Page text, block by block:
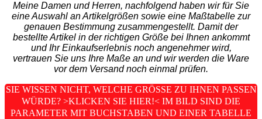
Meine Damen und Herren, nachfolgend haben wir für Sie
eine Auswahl an Artikelgrößen sowie eine Maßtabelle zur
genauen Bestimmung zusammengestellt. Damit der
bestellte Artikel in der richtigen Größe bei Ihnen ankommt
und Ihr Einkaufserlebnis noch angenehmer wird,
vertrauen Sie uns Ihre Maße an und wir werden die Ware
vor dem Versand noch einmal prüfen.
SIE WISSEN NICHT, WELCHE GRÖSSE ZU IHNEN PASSEN W
ÜRDE? >KLICKEN SIE HIER!< IM BILD SIND DIE P
ARAMETER MIT BUCHSTABEN UND EINER TABELLE G